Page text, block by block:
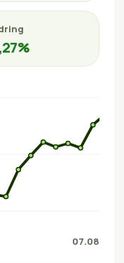
07.08